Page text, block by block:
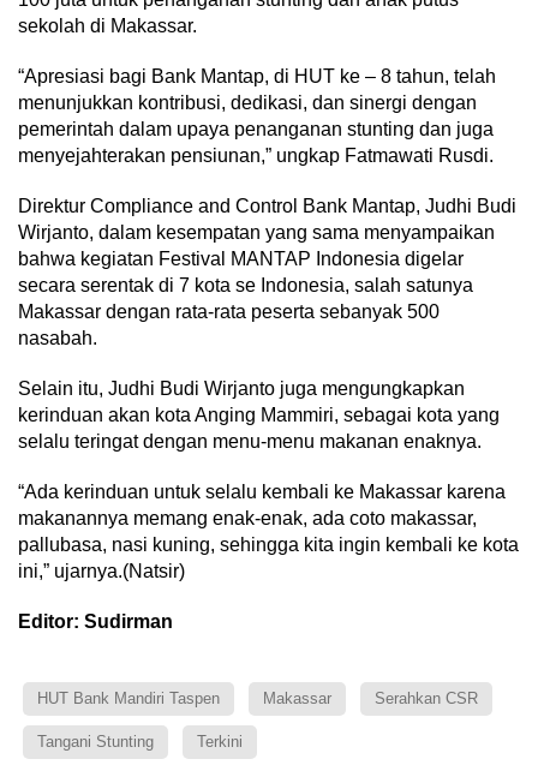
sekolah di Makassar.
“Apresiasi bagi Bank Mantap, di HUT ke – 8 tahun, telah
menunjukkan kontribusi, dedikasi, dan sinergi dengan
pemerintah dalam upaya penanganan stunting dan juga
menyejahterakan pensiunan,” ungkap Fatmawati Rusdi.
Direktur Compliance and Control Bank Mantap, Judhi Budi
Wirjanto, dalam kesempatan yang sama menyampaikan
bahwa kegiatan Festival MANTAP Indonesia digelar
secara serentak di 7 kota se Indonesia, salah satunya
Makassar dengan rata-rata peserta sebanyak 500
nasabah.
Selain itu, Judhi Budi Wirjanto juga mengungkapkan
kerinduan akan kota Anging Mammiri, sebagai kota yang
selalu teringat dengan menu-menu makanan enaknya.
“Ada kerinduan untuk selalu kembali ke Makassar karena
makanannya memang enak-enak, ada coto makassar,
pallubasa, nasi kuning, sehingga kita ingin kembali ke kota
ini,” ujarnya.(Natsir)
Editor: Sudirman
HUT Bank Mandiri Taspen Makassar Serahkan CSR
Tangani Stunting Terkini